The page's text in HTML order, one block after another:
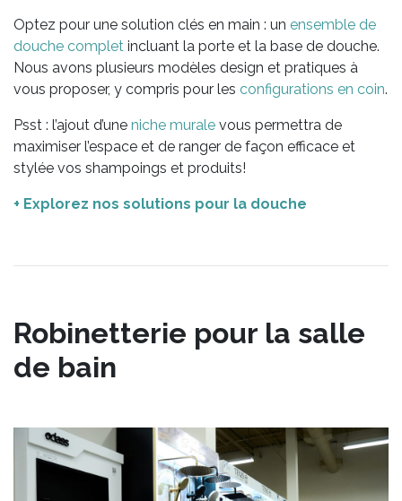
Optez pour une solution clés en main : un ensemble de
douche complet incluant la porte et la base de douche.
Nous avons plusieurs modèles design et pratiques à
vous proposer, y compris pour les configurations en coin.
Psst : l’ajout d’une niche murale vous permettra de
maximiser l’espace et de ranger de façon efficace et
stylée vos shampoings et produits!
+ Explorez nos solutions pour la douche
Robinetterie pour la salle
de bain